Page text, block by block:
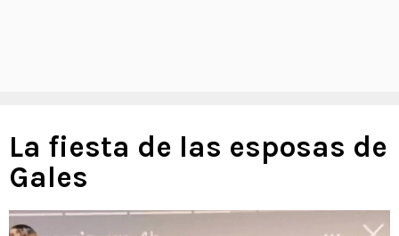
La fiesta de las esposas de
Gales